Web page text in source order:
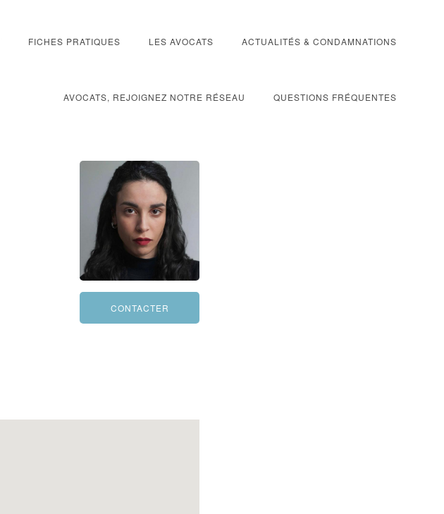
FICHES PRATIQUES LES AVOCATS ACTUALITÉS & CONDAMNATIONS
AVOCATS, REJOIGNEZ NOTRE RÉSEAU QUESTIONS FRÉQUENTES